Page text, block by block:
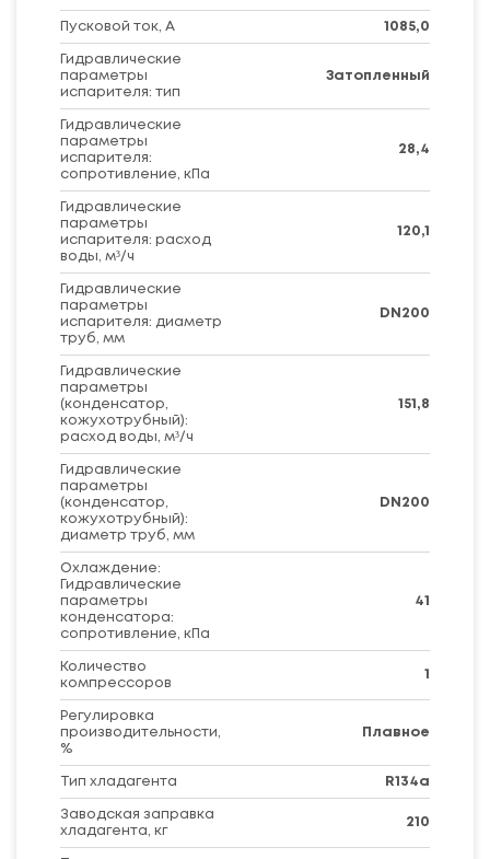
Пусковой ток, А 1085,0
Гидравлические
параметры
испарителя: тип
Затопленный
Гидравлические
параметры
испарителя:
сопротивление, кПа
28,4
Гидравлические
параметры
испарителя: расход
воды, м³/ч
120,1
Гидравлические
параметры
испарителя: диаметр
труб, мм
DN200
Гидравлические
параметры
(конденсатор,
кожухотрубный):
расход воды, м³/ч
151,8
Гидравлические
параметры
(конденсатор,
кожухотрубный):
диаметр труб, мм
DN200
Охлаждение:
Гидравлические
параметры
конденсатора:
сопротивление, кПа
41
Количество
компрессоров
1
Регулировка
производительности,
%
Плавное
Тип хладагента R134a
Заводская заправка
хладагента, кг
210